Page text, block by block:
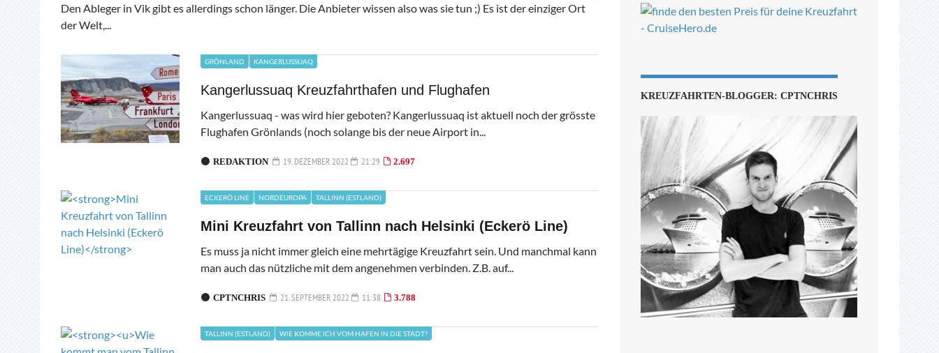
Den Ableger in Vik gibt es allerdings schon länger. Die Anbieter wissen also was sie tun ;) Es ist der einziger Ort
der Welt,...
GRÖNLAND KANGERLUSSUAQ
Kangerlussuaq Kreuzfahrthafen und Flughafen
Kangerlussuaq - was wird hier geboten? Kangerlussuaq ist aktuell noch der grösste
Flughafen Grönlands (noch solange bis der neue Airport in...
REDAKTION 19. DEZEMBER 2022 21:29 2.697
ECKERÖ LINE NORDEUROPA TALLINN (ESTLAND)
Mini Kreuzfahrt von Tallinn nach Helsinki (Eckerö Line)
Es muss ja nicht immer gleich eine mehrtägige Kreuzfahrt sein. Und manchmal kann
man auch das nützliche mit dem angenehmen verbinden. Z.B. auf...
CPTNCHRIS 21. SEPTEMBER 2022 11:38 3.788
TALLINN (ESTLAND) WIE KOMME ICH VOM HAFEN IN DIE STADT?
KREUZFAHRTEN-BLOGGER: CPTNCHRIS